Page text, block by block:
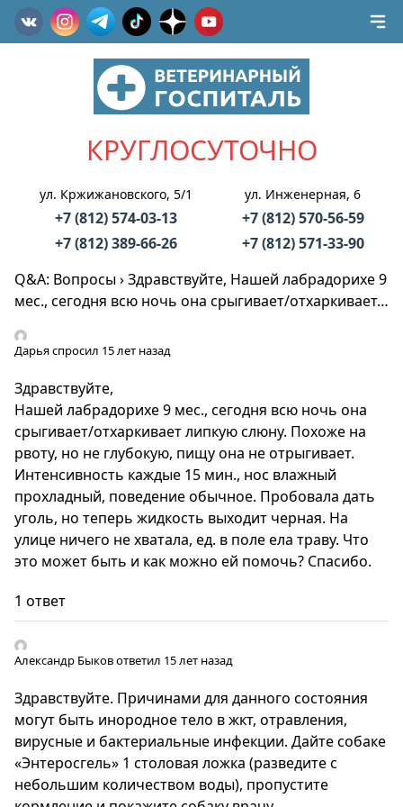
КРУГЛОСУТОЧНО
ул. Кржижановского, 5/1
+7 (812) 574-03-13
+7 (812) 389-66-26
ул. Инженерная, 6
+7 (812) 570-56-59
+7 (812) 571-33-90
Q&A: Вопросы›Здравствуйте, Нашей лабрадорихе 9
мес., сегодня всю ночь она срыгивает/отхаркивает…
Дарьяспросил 15 лет назад
Здравствуйте,
Нашей лабрадорихе 9 мес., сегодня всю ночь она
срыгивает/отхаркивает липкую слюну. Похоже на
рвоту, но не глубокую, пищу она не отрыгивает.
Интенсивность каждые 15 мин., нос влажный
прохладный, поведение обычное. Пробовала дать
уголь, но теперь жидкость выходит черная. На
улице ничего не хватала, ед. в поле ела траву. Что
это может быть и как можно ей помочь? Спасибо.
1 ответ
Александр Быковответил 15 лет назад
Здравствуйте. Причинами для данного состояния
могут быть инородное тело в жкт, отравления,
вирусные и бактериальные инфекции. Дайте собаке
«Энтеросгель» 1 столовая ложка (разведите с
небольшим количеством воды), пропустите